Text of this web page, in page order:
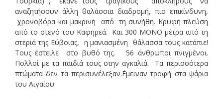
αναζητήσουν άλλη θαλάσσια διαδρομή, πιο επικίνδυνη,
χρονοβόρα και μακρινή από τη συνήθη. Κρυφή πλεύση
από το στενό του Καφηρεά. Και 300 ΜΟΝΟ μέτρα από τη
στεριά της Εύβοιας, η μανιασμένη θάλασσα τους κατάπιε!
Τους έστειλε στο βυθό της. 56 άνθρωποι πνιγμένοι.
Πολλοί με τα παιδιά τους στην αγκαλιά. Τα περισσότερα
πτώματα δεν τα περισυνέλεξαν.΄Εμειναν τροφή στα ψάρια
του Αιγαίου.